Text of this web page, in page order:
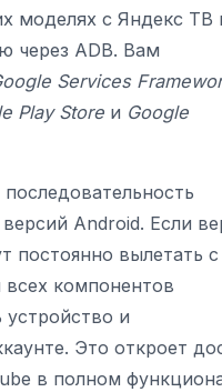
моделях с Яндекс ТВ
через ADB. Вам
Services
Play Store и Google
Android. Если
постоянно вылетать с
компонентов
устройство и
Это откроет
в полном